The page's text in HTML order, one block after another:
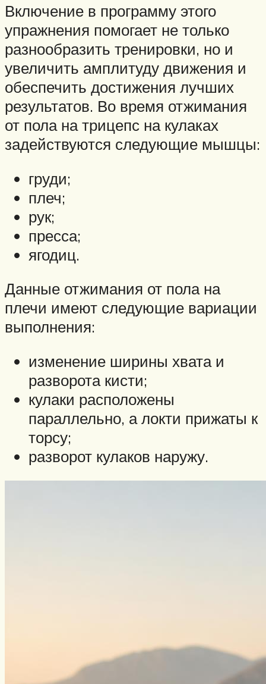
Включение в программу этого
упражнения помогает не только
разнообразить тренировки, но и
увеличить амплитуду движения и
обеспечить достижения лучших
результатов. Во время отжимания
от пола на трицепс на кулаках
задействуются следующие мышцы:
груди;
плеч;
рук;
пресса;
ягодиц.
Данные отжимания от пола на
плечи имеют следующие вариации
выполнения:
изменение ширины хвата и
разворота кисти;
кулаки расположены
параллельно, а локти прижаты к
торсу;
разворот кулаков наружу.